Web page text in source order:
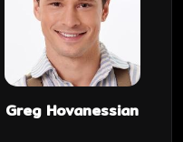
Greg Hovanessian